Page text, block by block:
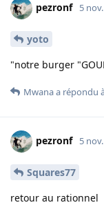
pezronf 5
yoto
"notre burger
Mwanaa répondu
pezronf 5
Squares77
retour au rationnel